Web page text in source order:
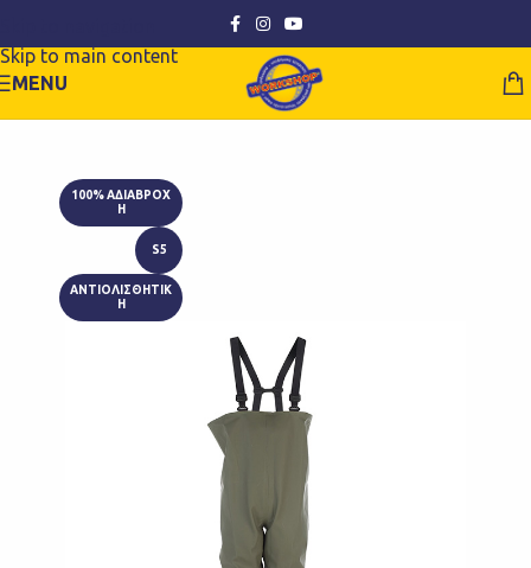
Skip to main content
MENU
100% ΑΔΙΑΒΡΟΧ
Η
S5
ΑΝΤΙΟΛΙΣΘΗΤΙΚ
Η